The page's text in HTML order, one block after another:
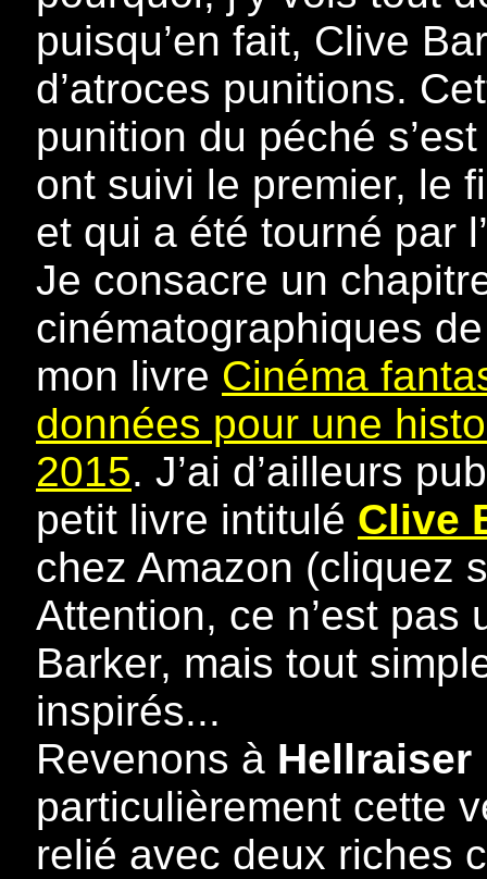
puisqu’en fait, Clive
d’atroces punitions.
punition du péché
ont suivi le premier, le
et qui a été tourné par
Je consacre un
cinématographiques
mon livre Cinéma
données pour une
2015. J’ai d’ailleurs
petit livre intitulé Clive
chez Amazon (cliquez
Attention, ce n’est pas
Barker, mais tout
inspirés...
Revenons à Hellraiser
particulièrement cette
relié avec deux riches